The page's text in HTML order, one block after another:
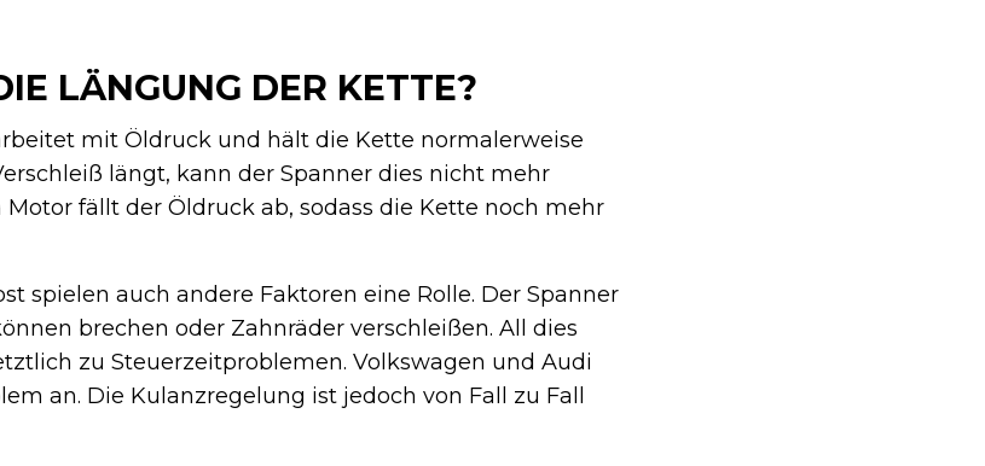
LÄNGUNG DER KETTE?
mit Öldruck und hält die Kette normalerweise
längt, kann der Spanner dies nicht mehr
fällt der Öldruck ab, sodass die Kette noch mehr
spielen auch andere Faktoren eine Rolle. Der Spanner
brechen oder Zahnräder verschleißen. All dies
zu Steuerzeitproblemen. Volkswagen und Audi
an. Die Kulanzregelung ist jedoch von Fall zu Fall